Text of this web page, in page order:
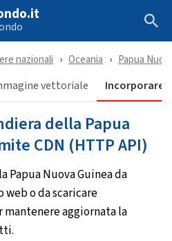
nazionali Oceania Papua
vettoriale Incorporare
della Papua
CDN (HTTP API)
Papua Nuova Guinea da
o da scaricare
aggiornata la